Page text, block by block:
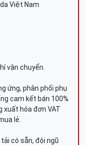
Việt Nam
vận chuyển.
ứng, phân phối phụ
cam kết bán 100%
xuất hóa đơn VAT
lẻ.
có sẵn, đội ngũ